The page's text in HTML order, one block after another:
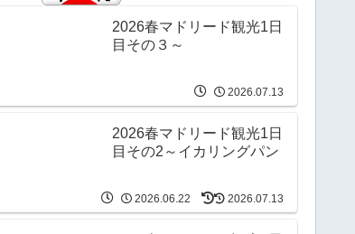
2026春マドリード観光1日
目その３～
2026.07.13
2026春マドリード観光1日
目その2～イカリングパン
2026.06.22 2026.07.13